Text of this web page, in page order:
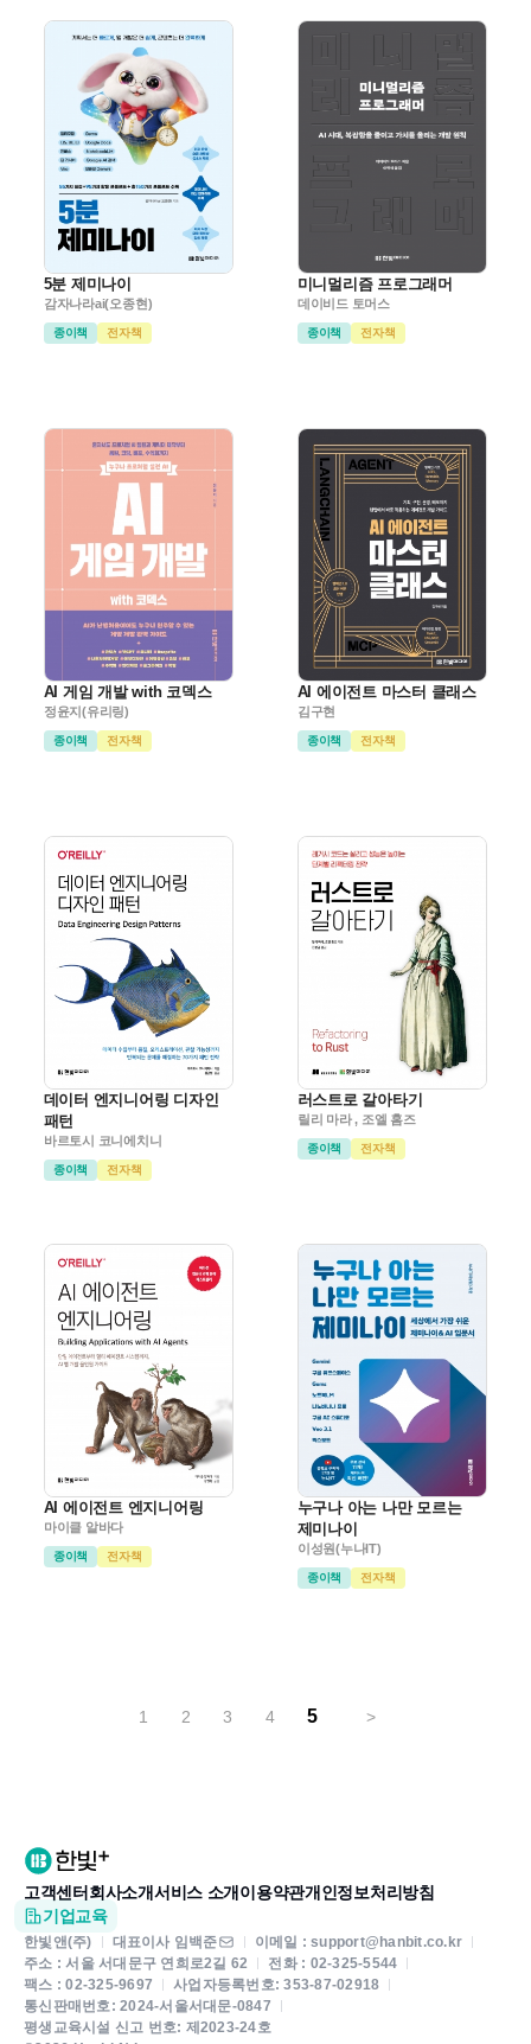
5분 제미나이
감자나라ai(오종현)
종이책 전자책
미니멀리즘 프로그래머
데이비드 토머스
종이책 전자책
AI 게임 개발 with 코덱스
정윤지(유리링)
종이책 전자책
AI 에이전트 마스터 클래스
김구현
종이책 전자책
데이터 엔지니어링 디자인
패턴
바르토시 코니에치니
종이책 전자책
러스트로 갈아타기
릴리 마라 , 조엘 홈즈
종이책 전자책
AI 에이전트 엔지니어링
마이클 알바다
종이책 전자책
누구나 아는 나만 모르는
제미나이
이성원(누나IT)
종이책 전자책
1 2 3 4 5 >
고객센터 회사소개서비스 소개 이용약관개인정보처리방침
기업교육
한빛앤(주) 대표이사 임백준
이메일 : support@hanbit.co.kr
주소 : 서울 서대문구 연희로2길 62
전화 : 02-325-5544
팩스 : 02-325-9697
사업자등록번호: 353-87-02918
통신판매번호: 2024-서울서대문-0847
평생교육시설 신고 번호: 제2023-24호